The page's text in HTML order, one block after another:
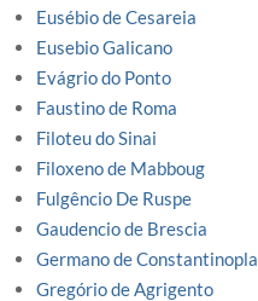
Eusébio de Cesareia
Eusebio Galicano
Evágrio do Ponto
Faustino de Roma
Filoteu do Sinai
Filoxeno de Mabboug
Fulgêncio De Ruspe
Gaudencio de Brescia
Germano de Constantinopla
Gregório de Agrigento